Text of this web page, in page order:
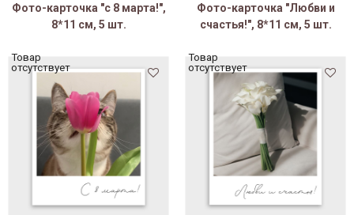
Фото-карточка "с 8 марта!",
8*11 см, 5 шт.
Товар
отсутствует
Фото-карточка "Любви и
счастья!", 8*11 см, 5 шт.
Товар
отсутствует